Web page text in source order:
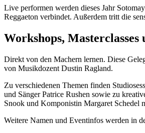
Live performen werden dieses Jahr
Reggaeton verbindet. Außerdem tritt die
Workshops, Masterclasses
Direkt von den Machern lernen. Diese
von Musikdozent Dustin Ragland.
Zu verschiedenen Themen finden
und Sänger Patrice Rushen sowie zu
Snook und Komponistin Margaret Schedel
Weitere Namen und Eventinfos werden in